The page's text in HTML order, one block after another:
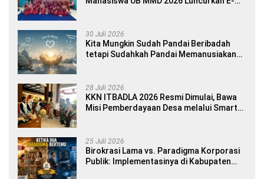
30 Juli 2026
Kita Mungkin Sudah Pandai Beribadah
tetapi Sudahkah Pandai Memanusiakan
28 Juli 2026
KKN ITBADLA 2026 Resmi Dimulai, Bawa
Misi Pemberdayaan Desa melalui Smart
25 Juli 2026
Birokrasi Lama vs. Paradigma Korporasi
Publik: Implementasinya di Kabupaten